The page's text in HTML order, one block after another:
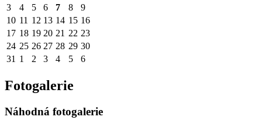
3
4 5 6 7 8
9
10 11 12 13 14 15 16
17 18 19 20 21 22 23
24 25 26 27 28 29 30
31 1 2 3 4 5 6
Fotogalerie
Náhodná fotogalerie